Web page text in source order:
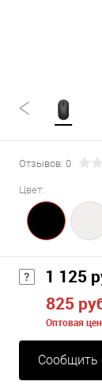
Отзывов: 0
Цвет:
1 125
825
Оптовая
Сообщить